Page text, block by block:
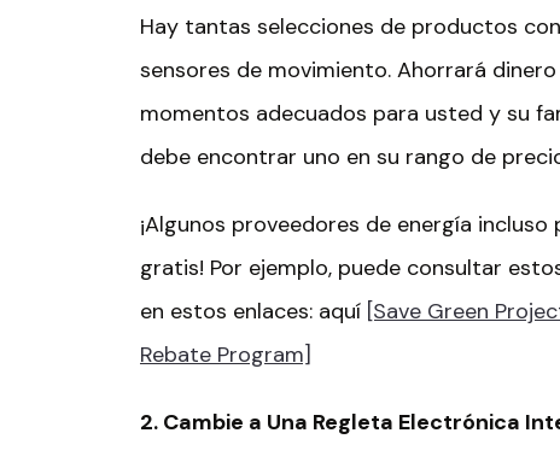
Hay tantas selecciones de productos
sensores de movimiento. Ahorrará
momentos adecuados para usted y su
debe encontrar uno en su rango de
¡Algunos proveedores de energía
gratis! Por ejemplo, puede consultar
en estos enlaces: aquí [Save Green
Rebate Program]
2. Cambie a Una Regleta Electrónica I